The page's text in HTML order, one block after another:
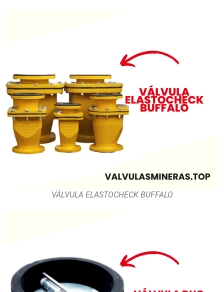
VÁLVULA ELASTOCHECK BUFFALO